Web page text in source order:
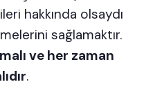
hakkında olsaydı
sağlamaktır.
ve her zaman
.